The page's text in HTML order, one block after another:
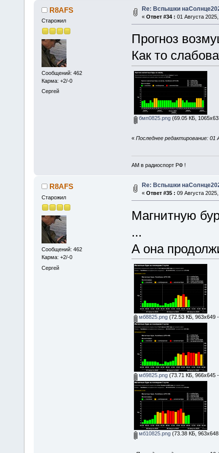
R8AFS
Старожил
Сообщений: 462
Карма: +2/-0
Сергей
Re: Вспышки
« Ответ #34 : 01 Августа
Прогноз
Как то
бмп0825.png(69.05 КБ,
« Последнее редактирование: 01
АМ в радиоспорт РФ !
R8AFS
Старожил
Сообщений: 462
Карма: +2/-0
Сергей
Re: Вспышки
« Ответ #35 : 09 Августа
Магнитную
...
А она
мб8825.png(72.53 КБ, 963x649
мб9825.png(73.71 КБ, 966x645
мб10825.png(73.38 КБ,